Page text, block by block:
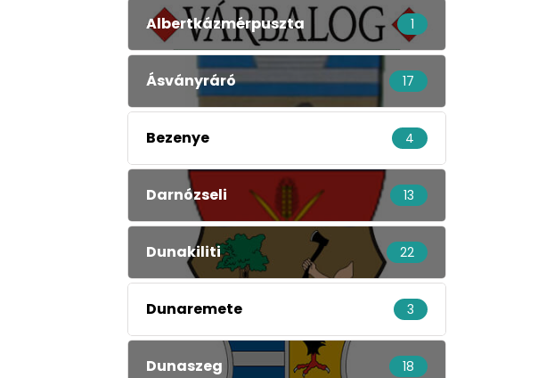
Albertkázmérpuszta 1
Ásványráró 17
Bezenye 4
Darnózseli 13
Dunakiliti 22
Dunaremete 3
Dunaszeg 18